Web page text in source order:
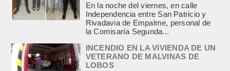
En la noche del viernes, en calle
Independencia entre San Patricio y
Rivadavia de Empalme, personal de
la Comisaría Segunda...
INCENDIO EN LA VIVIENDA DE UN
VETERANO DE MALVINAS DE
LOBOS